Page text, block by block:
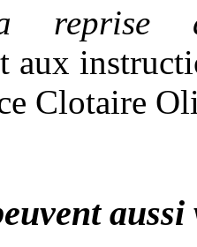
reprise
aux
Clotaire